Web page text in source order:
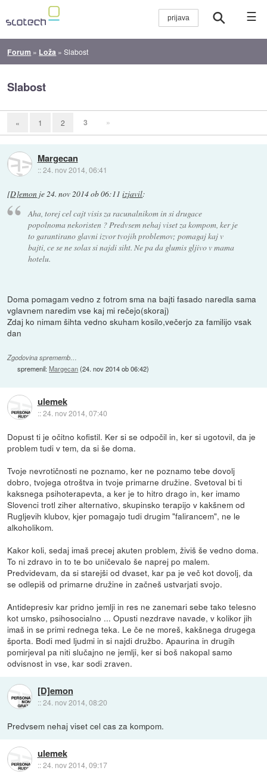
☰
Forum » Loža »Slabost
Slabost
« 1 2 3 »
Margecan
::24. nov 2014, 06:41
[D]emon je24. nov 2014 ob 06:11 izjavil:
Aha, torej cel cajt visis za racunalnikom in si drugace
popolnoma nekoristen ? Predvsem nehaj viset za kompom, ker je
to garantirano glavni izvor tvojih problemov; pomagaj kaj v
bajti, ce se ne solas si najdi siht. Ne pa da glumis gljivo v mama
hotelu.
Doma pomagam vedno z fotrom sma na bajti fasado naredla sama
vglavnem naredim vse kaj mi rečejo(skoraj)
Zdaj ko nimam šihta vedno skuham kosilo,večerjo za familijo vsak
dan
Zgodovina sprememb…
spremenil:Margecan(24. nov 2014 ob 06:42)
ulemek
::24. nov 2014, 07:40
Dopust ti je očitno kofistil. Ker si se odpočil in, ker si ugotovil, da je
problem tudi v tem, da si še doma.
Tvoje nevrotičnosti ne poznamo, ker ne poznamo tebe dovolj
dobro, tvojega otroštva in tvoje primarne družine. Svetoval bi ti
kaksnega psihoterapevta, a ker je to hitro drago in, ker imamo
Slovenci trotl ziher alternativo, skupinsko terapijo v kakšnem od
Rugljevih klubov, kjer pomagajo tudi drugim "falirancem", ne le
alkoholikom.
Kakor koli, sedaj imaš precej akuten problem, živiš še vedno doma.
To ni zdravo in to te bo uničevalo še naprej po malem.
Predvidevam, da si starejši od dvaset, kar pa je več kot dovolj, da
se odlepiš od primarne družine in začneš ustvarjati svojo.
Antidepresiv kar pridno jemlji in res ne zanemari sebe tako telesno
kot umsko, psihosocialno ... Opusti nezdrave navade, v kolikor jih
imaš in se primi rednega teka. Le če ne moreš, kakšnega drugega
športa. Bodi med ljudmi in si najdi družbo. Apaurina in drugih
pomirjeval pa niti slučajno ne jemlji, ker si boš nakopal samo
odvisnost in vse, kar sodi zraven.
[D]emon
::24. nov 2014, 08:20
Predvsem nehaj viset cel cas za kompom.
ulemek
::24. nov 2014, 09:17